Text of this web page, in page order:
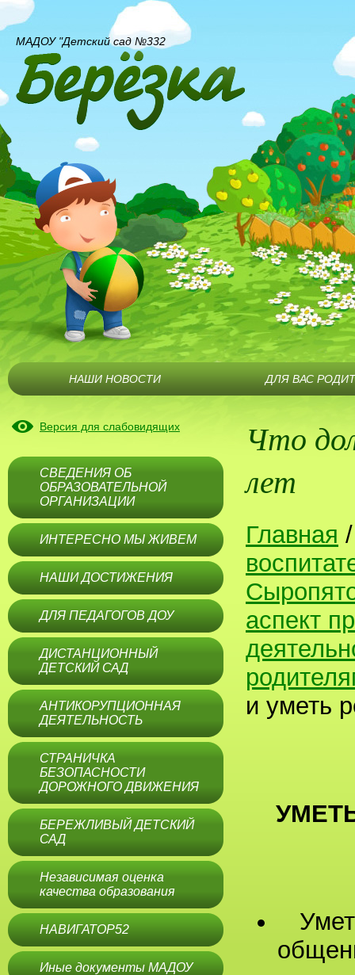
Версия для слабовидящих
СВЕДЕНИЯ ОБ
ОБРАЗОВАТЕЛЬНОЙ
ОРГАНИЗАЦИИ
ИНТЕРЕСНО МЫ ЖИВЕМ
НАШИ ДОСТИЖЕНИЯ
ДЛЯ ПЕДАГОГОВ ДОУ
ДИСТАНЦИОННЫЙ
ДЕТСКИЙ САД
АНТИКОРУПЦИОННАЯ
ДЕЯТЕЛЬНОСТЬ
СТРАНИЧКА
БЕЗОПАСНОСТИ
ДОРОЖНОГО ДВИЖЕНИЯ
БЕРЕЖЛИВЫЙ ДЕТСКИЙ
САД
Независимая оценка
качества образования
НАВИГАТОР52
Иные документы МАДОУ
Что
лет
Главная
аспект
и уметь
МАДОУ "Детский сад №332
НАШИ НОВОСТИ ДЛЯ ВАС